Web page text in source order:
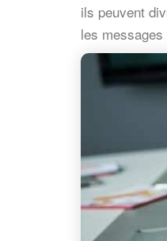
ils peuvent
les